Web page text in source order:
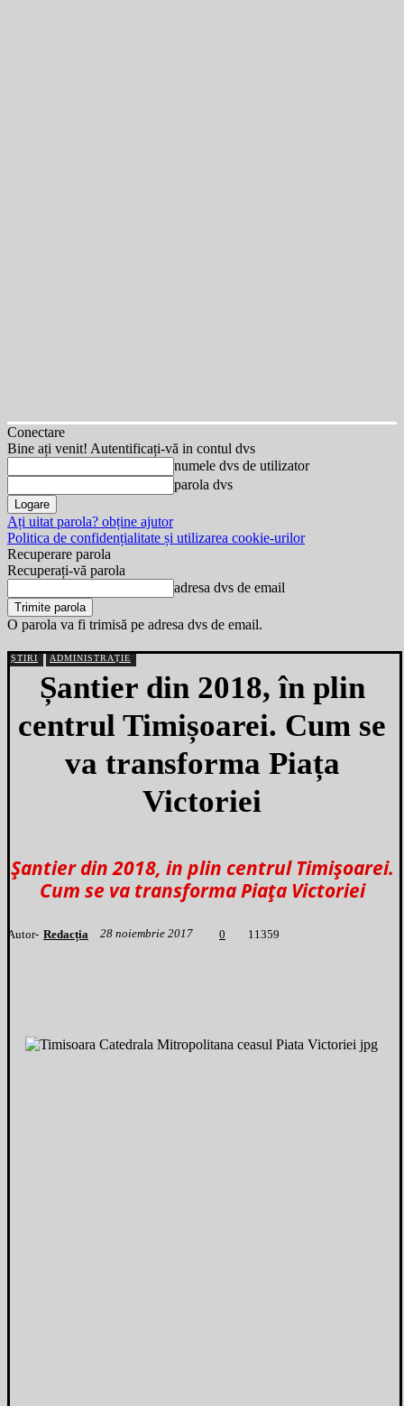
Conectare
Bine ați venit! Autentificați-vă in contul dvs
numele dvs de utilizator
parola dvs
Ați uitat parola? obține ajutor
Politica de confidențialitate și utilizarea cookie-urilor
Recuperare parola
Recuperați-vă parola
adresa dvs de email
O parola va fi trimisă pe adresa dvs de email.
ȘTIRI ADMINISTRAȚIE
Șantier din 2018, în plin
centrul Timișoarei. Cum se
va transforma Piața
Victoriei
Șantier din 2018, in plin centrul Timișoarei.
Cum se va transforma Piața Victoriei
Autor- Redacția 28 noiembrie 2017 0 1 1359